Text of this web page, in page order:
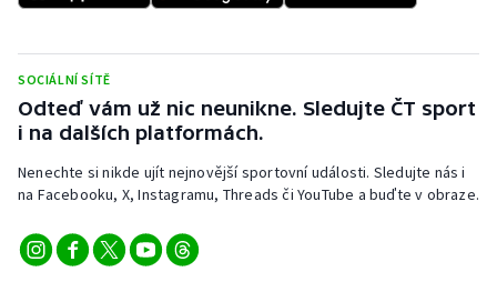
Ragby
Rychlobruslení
Rychlostní kanoistika
Short track
SOCIÁLNÍ SÍTĚ
Odteď vám už nic neunikne. Sledujte ČT sport
i na dalších platformách.
Nenechte si nikde ujít nejnovější sportovní události. Sledujte nás i
na Facebooku, X, Instagramu, Threads či YouTube a buďte v obraze.